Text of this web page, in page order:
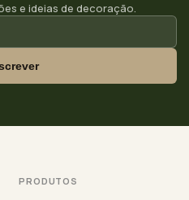
e ideias de decoração.
PRODUTOS